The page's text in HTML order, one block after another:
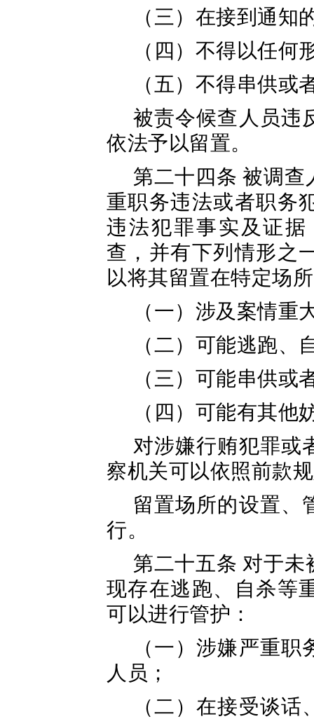
（三）在接到通知
（四）不得以任何
（五）不得串供或
被责令候查人员违
依法予以留置。
第二十四条 被调
重职务违法或者职务
违法犯罪事实及证
查，并有下列情形之
以将其留置在特定场
（一）涉及案情重
（二）可能逃跑、
（三）可能串供或
（四）可能有其他
对涉嫌行贿犯罪或
察机关可以依照前款
留置场所的设置、
行。
第二十五条 对于
现存在逃跑、自杀等
可以进行管护：
（一）涉嫌严重
人员；
（二）在接受谈